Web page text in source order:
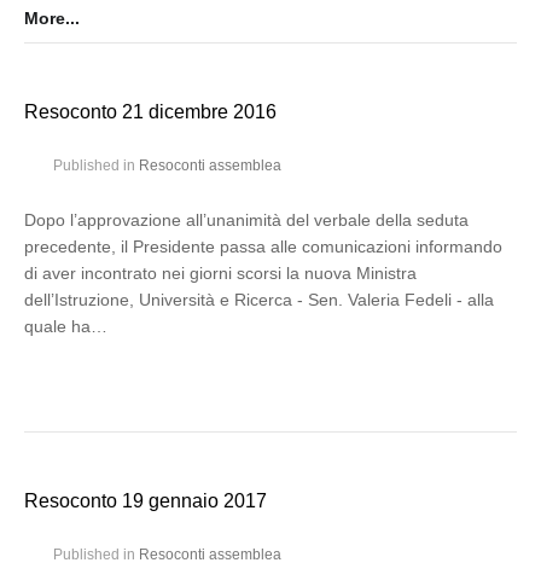
More...
Resoconto 21 dicembre 2016
Published in Resoconti assemblea
Dopo l’approvazione all’unanimità del verbale della seduta
precedente, il Presidente passa alle comunicazioni informando
di aver incontrato nei giorni scorsi la nuova Ministra
dell’Istruzione, Università e Ricerca - Sen. Valeria Fedeli - alla
quale ha…
Resoconto 19 gennaio 2017
Published in Resoconti assemblea